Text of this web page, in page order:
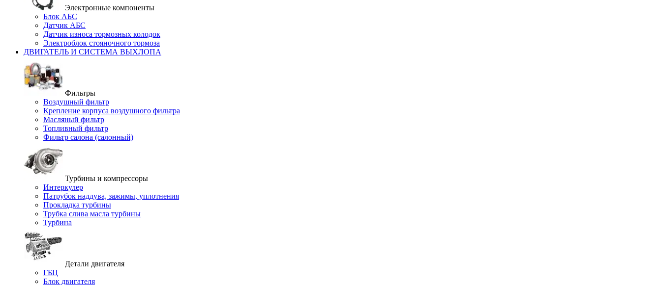
Электронные компоненты
Блок АБС
Датчик АБС
Датчик износа тормозных колодок
Электроблок стояночного тормоза
ДВИГАТЕЛЬ И СИСТЕМА ВЫХЛОПА
Фильтры
Воздушный фильтр
Крепление корпуса воздушного фильтра
Масляный фильтр
Топливный фильтр
Фильтр салона (салонный)
Турбины и компрессоры
Интеркулер
Патрубок наддува, зажимы, уплотнения
Прокладка турбины
Трубка слива масла турбины
Турбина
Детали двигателя
ГБЦ
Блок двигателя